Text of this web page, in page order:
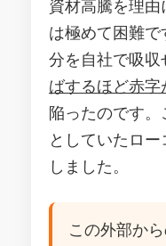
資材高騰を理由
は極めて困難
分を自社で吸収
ばするほど赤
陥ったのです
としていたロ
しました。
この外部か